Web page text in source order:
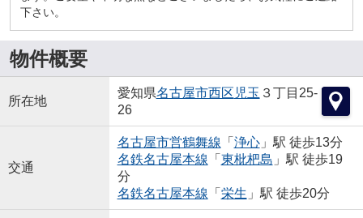
下さい。
物件概要
所在地
愛知県名古屋市西区 児玉 ３丁目25-
26
交通
名古屋市営鶴舞線 「 浄心」駅 徒歩13分
名鉄名古屋本線 「 東枇杷島 」駅 徒歩19
分
名鉄名古屋本線 「 栄生 」駅 徒歩20分